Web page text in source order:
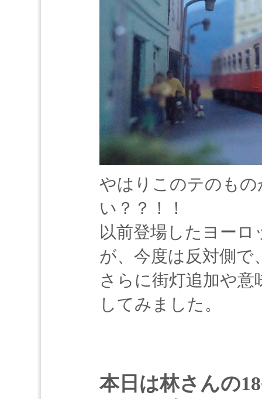
やはりこのテのも
い？？！！
以前登場したヨー
が、今度は反対側で
さらに街灯追加や
してみました。
本日は林さんの